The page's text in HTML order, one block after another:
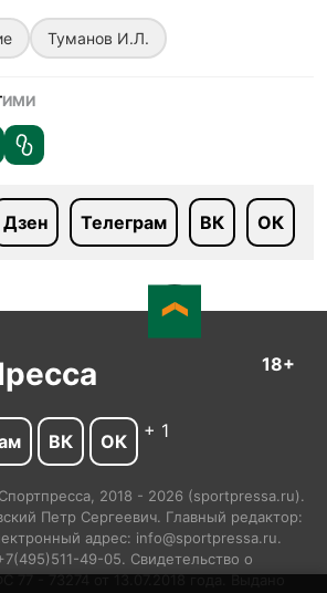
Туманов И.Л.
ИМИ
Дзен Телеграм ВК ОК
18+
ВК ОК + 1
2018 - 2026 (sportpressa.ru).
Петр Сергеевич. Главный редактор:
адрес: info@sportpressa.ru.
49-05. Свидетельство о
77 - 73274 от 13.07.2018 года. Выдано